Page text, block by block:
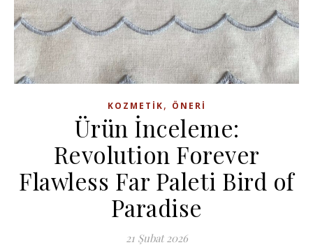
KOZMETIK, ÖNERI
Ürün İnceleme:
Revolution Forever
Flawless Far Paleti Bird of
Paradise
21 Şubat 2026